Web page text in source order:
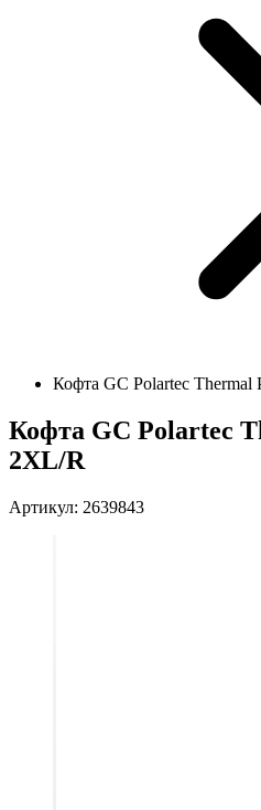
Кофта GC Polartec Thermal
Кофта GC Polartec
2XL/R
Артикул: 2639843